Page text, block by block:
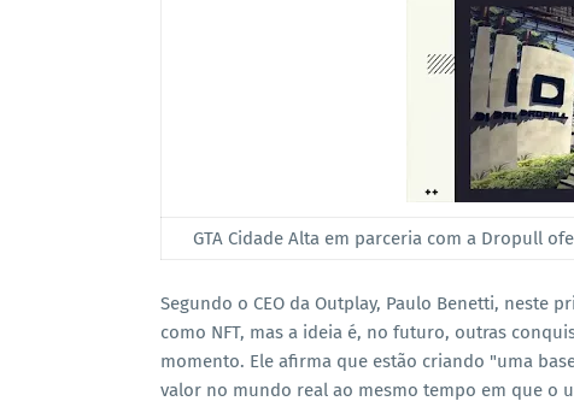
GTA Cidade Alta em parceria com a Dropull
Segundo o CEO da Outplay, Paulo Benetti, neste
como NFT, mas a ideia é, no futuro, outras
momento. Ele afirma que estão criando "uma
valor no mundo real ao mesmo tempo em que o